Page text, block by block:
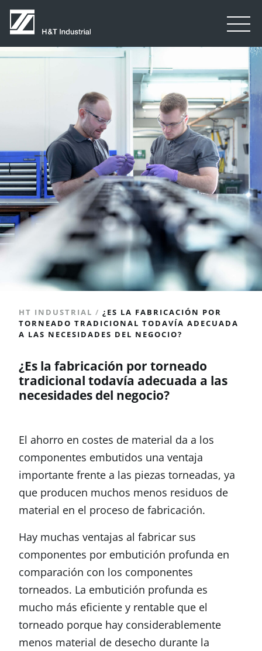
HT INDUSTRIAL / ¿ES LA FABRICACIÓN POR
TORNEADO TRADICIONAL TODAVÍA ADECUADA
A LAS NECESIDADES DEL NEGOCIO?
¿Es la fabricación por torneado
tradicional todavía adecuada a las
necesidades del negocio?
El ahorro en costes de material da a los
componentes embutidos una ventaja
importante frente a las piezas torneadas, ya
que producen muchos menos residuos de
material en el proceso de fabricación.
Hay muchas ventajas al fabricar sus
componentes por embutición profunda en
comparación con los componentes
torneados. La embutición profunda es
mucho más eficiente y rentable que el
torneado porque hay considerablemente
menos material de desecho durante la